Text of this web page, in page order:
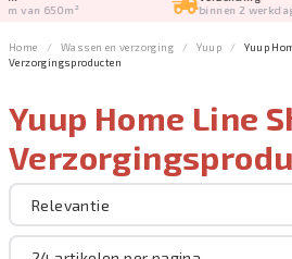
binnen 2 werkdagen
Home Wassen en verzorging Yuup
Yuup
Verzorgingsproducten
Sorteer op
Merk
Yuup Home Line